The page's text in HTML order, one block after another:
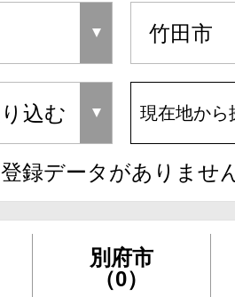
現在地から
登録データがありませ
別府市
（0）